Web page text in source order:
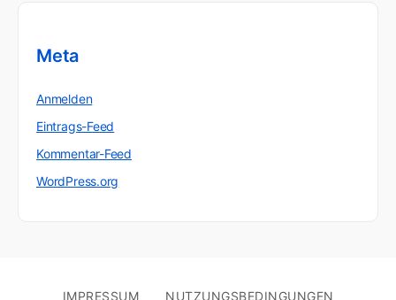
Meta
Anmelden
Eintrags-Feed
Kommentar-Feed
WordPress.org
IMPRESSUM
NUTZUNGSBEDINGUNGEN